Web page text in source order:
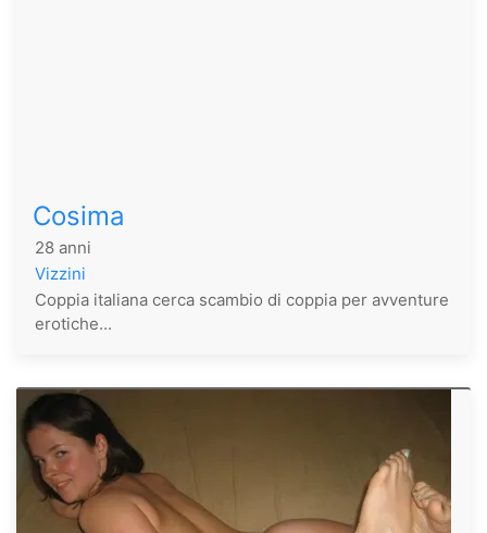
Cosima
28 anni
Vizzini
Coppia italiana cerca scambio di coppia per avventure
erotiche...